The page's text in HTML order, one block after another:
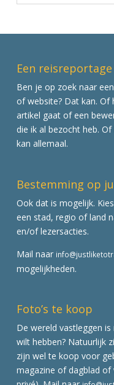
Een
Ben je op zoek naar
of website? Dat kan.
artikel gaat of een
die ik al bezocht heb.
kan allemaal.
Bestemming op
Ook dat is mogelijk.
een stad, regio of land
en/of lezersacties.
Mail naar
mogelijkheden.
Foto’s te koop
De wereld vastleggen
wilt hebben? Natuurlijk
zijn wel te koop voor
magazine of dagblad of